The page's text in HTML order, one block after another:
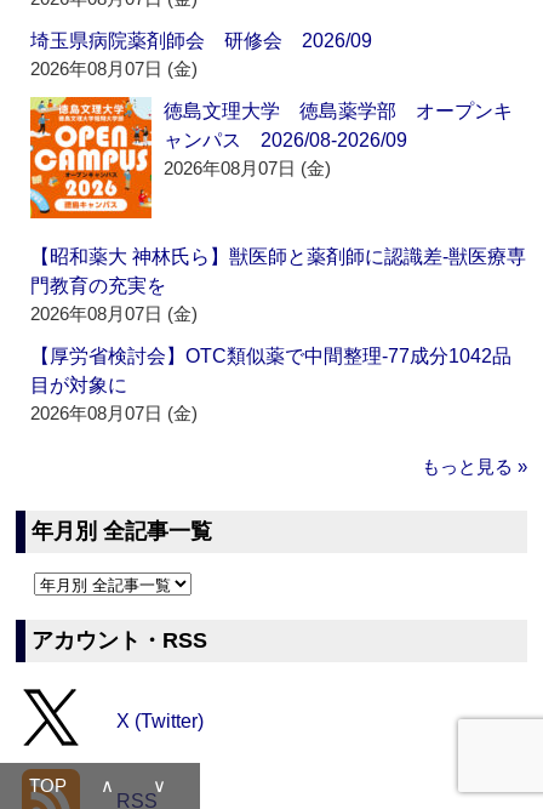
埼玉県病院薬剤師会 研修会 2026/09
2026年08月07日 (金)
徳島文理大学 徳島薬学部 オープンキ
ャンパス 2026/08-2026/09
2026年08月07日 (金)
【昭和薬大 神林氏ら】獣医師と薬剤師に認識差‐獣医療専
門教育の充実を
2026年08月07日 (金)
【厚労省検討会】OTC類似薬で中間整理‐77成分1042品
目が対象に
2026年08月07日 (金)
もっと見る »
年月別 全記事一覧
アカウント・RSS
X (Twitter)
RSS
TOP ∧ ∨